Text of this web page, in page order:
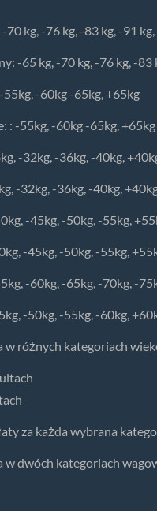
kg, -76 kg, -83 kg, -91
-65 kg, -70 kg, -76 kg, -83
-60kg -65kg, +65kg
: -55kg, -60kg -65kg, +65kg
-32kg, -36kg, -40kg,
-32kg, -36kg, -40kg,
-45kg, -50kg, -55kg,
-45kg, -50kg, -55kg,
-60kg, -65kg, -70kg, -
-50kg, -55kg, -60kg,
różnych kategoriach
za każda wybrana
dwóch kategoriach